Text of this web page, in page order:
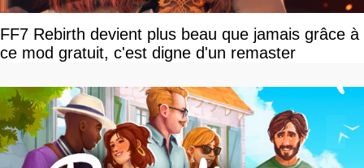
FF7 Rebirth devient plus beau que jamais grâce à
ce mod gratuit, c'est digne d'un remaster